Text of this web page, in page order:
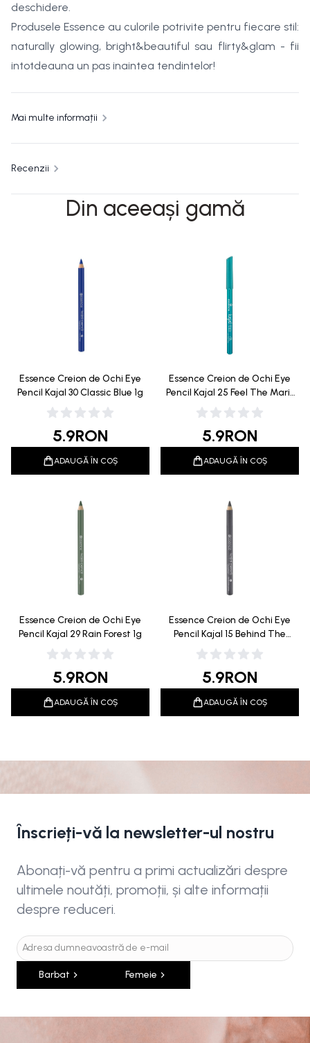
deschidere.
Produsele Essence au culorile potrivite pentru fiecare stil:
naturally glowing, bright&beautiful sau flirty&glam - fii
intotdeauna un pas inaintea tendintelor!
Mai multe informații
Recenzii
Din aceeași gamă
Essence Creion de Ochi Eye
Pencil Kajal 30 Classic Blue 1g
5.9RON
ADAUGĂ ÎN COȘ
Essence Creion de Ochi Eye
Pencil Kajal 25 Feel The Mari-
Time 1.2g
5.9RON
ADAUGĂ ÎN COȘ
Essence Creion de Ochi Eye
Pencil Kajal 29 Rain Forest 1g
5.9RON
ADAUGĂ ÎN COȘ
Essence Creion de Ochi Eye
Pencil Kajal 15 Behind The
Scene 1g
5.9RON
ADAUGĂ ÎN COȘ
Înscrieți-vă la newsletter-ul nostru
Abonați-vă pentru a primi actualizări despre
ultimele noutăți, promoții, și alte informații
despre reduceri.
Barbat Femeie